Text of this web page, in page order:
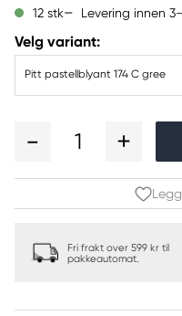
12 stk Levering innen
Velg variant:
Pitt pastellblyant 174 C gree
1
Fri frakt over 599 kr til
pakkeautomat.